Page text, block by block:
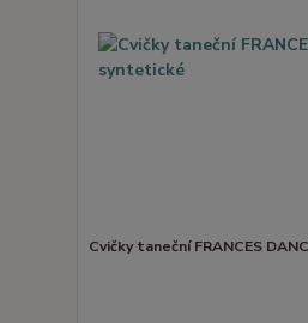
Cvičky taneční FRANCES